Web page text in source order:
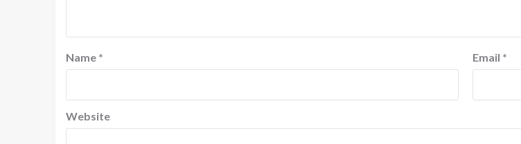
Name * Email *
Website